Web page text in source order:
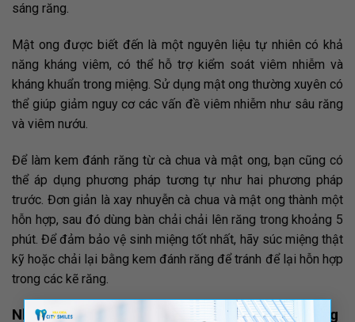
sáng răng.
Mật ong được biết đến là một nguyên liệu tự nhiên có khả
năng kháng viêm, có thể hỗ trợ kiểm soát viêm nhiễm và
kháng khuẩn trong miệng. Sử dụng mật ong thường xuyên có
thể giúp giảm nguy cơ các vấn đề viêm nhiễm như sâu răng
và viêm nướu.
Để làm kem đánh răng từ cà chua và mật ong, bạn cũng có
thể áp dụng phương pháp tương tự như hai phương pháp
trước. Đơn giản là xay nhuyễn cà chua và mật ong thành một
hỗn hợp, sau đó dùng bàn chải chải lên răng trong khoảng 5
phút. Để đảm bảo vệ sinh miệng tốt nhất, hãy súc miệng thật
kỹ hoặc chải lại bằng kem đánh răng để tránh để lại hỗn hợp
trong các kẽ răng.
Những lưu ý khi sử dụng những cách làm trắng